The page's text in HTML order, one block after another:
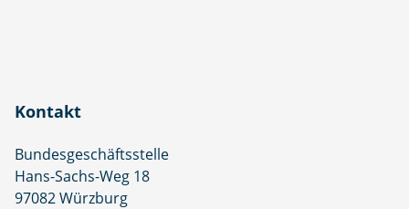
Kontakt
Bundesgeschäftsstelle
Hans-Sachs-Weg 18
97082 Würzburg